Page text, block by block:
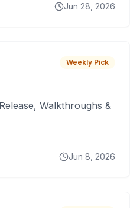
Jun 28, 2026
Weekly Pick
Walkthroughs &
Jun 8, 2026